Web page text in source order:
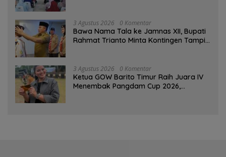
3 Agustus 2026 0 Komentar
Bawa Nama Tala ke Jamnas XII, Bupati
Rahmat Trianto Minta Kontingen Tampil
3 Agustus 2026 0 Komentar
Ketua GOW Barito Timur Raih Juara IV
Menembak Pangdam Cup 2026,